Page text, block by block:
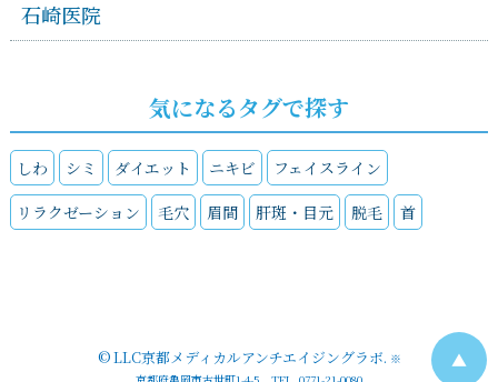
石崎医院
気になるタグで探す
しわ シミ ダイエット ニキビ
フェイスライン
リラクゼーション
毛穴 眉間 肝斑・目元 脱毛 首
▲
©LLC京都メディカルアンチエイジングラボ. ※